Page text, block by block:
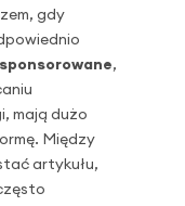
gdy
,
mają dużo
Między
artykułu,